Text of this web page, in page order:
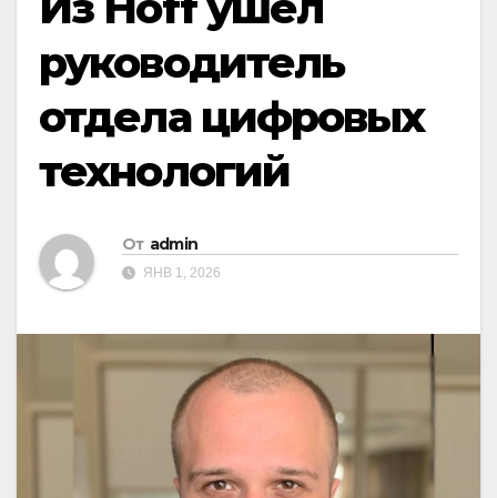
руководитель
отдела цифровых
технологий
От admin
ЯНВ 1, 2026